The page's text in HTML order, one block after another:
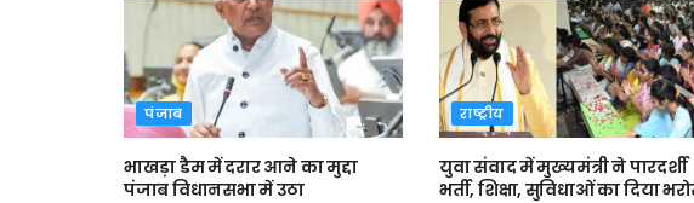
पंजाब
भाखड़ा डैम में दरार आने का मुद्दा
पंजाब विधानसभा में उठा
राष्ट्रीय
युवा संवाद में मुख्यमंत्री ने पारदर्शी
भर्ती, शिक्षा, सुविधाओं का दिया